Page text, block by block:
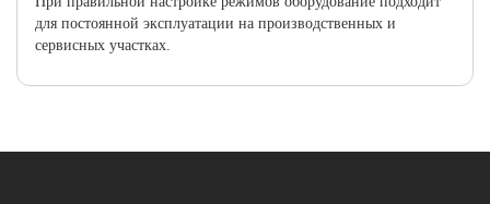
для постоянной эксплуатации на производственных и
сервисных участках.